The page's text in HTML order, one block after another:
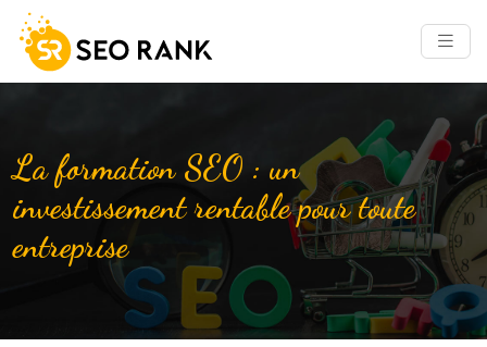
La formation SEO : un
investissement rentable pour toute
entreprise